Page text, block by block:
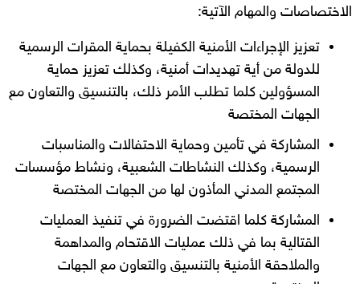
الاختصاصات والمهام الآتية:
تعزيز الإجراءات الأمنية الكفيلة بحماية المقرات الرسمية
للدولة من أية تهديدات أمنية، وكذلك تعزيز حماية
المسؤولين كلما تطلب الأمر ذلك، بالتنسيق والتعاون مع
الجهات المختصة
المشاركة في تأمين وحماية الاحتفالات والمناسبات
الرسمية، وكذلك النشاطات الشعبية، ونشاط مؤسسات
المجتمع المدني المأذون لها من الجهات المختصة
المشاركة كلما اقتضت الضرورة في تنفيذ العمليات
القتالية بما في ذلك عمليات الاقتحام والمداهمة
والملاحقة الأمنية بالتنسيق والتعاون مع الجهات